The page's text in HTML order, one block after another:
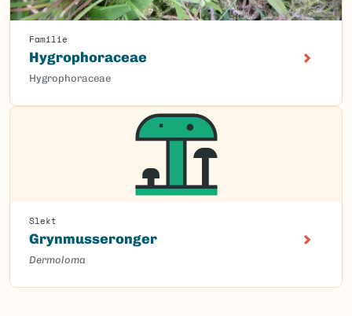
Familie
Hygrophoraceae
Hygrophoraceae
Slekt
Grynmusseronger
Dermoloma